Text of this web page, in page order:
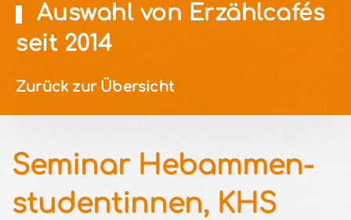
Auswahl von Erzählcafés
seit 2014
Zurück zur Übersicht
Seminar Hebammen­
stu­dent­innen, KHS